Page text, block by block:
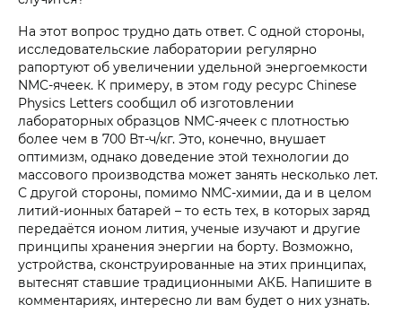
На этот вопрос трудно дать ответ. С одной стороны,
исследовательские лаборатории регулярно
рапортуют об увеличении удельной энергоемкости
NMC-ячеек. К примеру, в этом году ресурс Chinese
Physics Letters сообщил об изготовлении
лабораторных образцов NMC-ячеек с плотностью
более чем в 700 Вт-ч/кг. Это, конечно, внушает
оптимизм, однако доведение этой технологии до
массового производства может занять несколько лет.
С другой стороны, помимо NMC-химии, да и в целом
литий-ионных батарей – то есть тех, в которых заряд
передаётся ионом лития, ученые изучают и другие
принципы хранения энергии на борту. Возможно,
устройства, сконструированные на этих принципах,
вытеснят ставшие традиционными АКБ. Напишите в
комментариях, интересно ли вам будет о них узнать.